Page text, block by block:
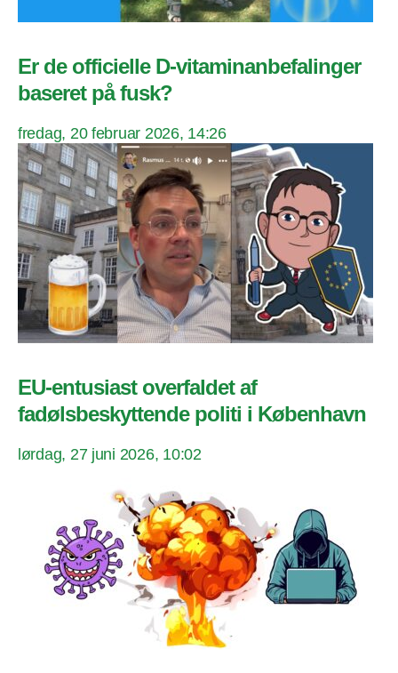
Er de officielle D-vitaminanbefalinger
baseret på fusk?
fredag, 20 februar 2026, 14:26
EU-entusiast overfaldet af
fadølsbeskyttende politi i København
lørdag, 27 juni 2026, 10:02